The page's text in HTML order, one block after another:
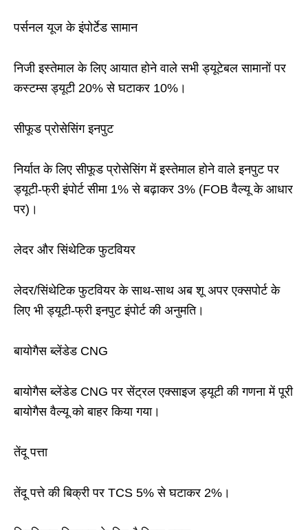
पर्सनल यूज के इंपोर्टेड सामान
निजी इस्तेमाल के लिए आयात होने वाले सभी ड्यूटेबल सामानों पर
कस्टम्स ड्यूटी 20% से घटाकर 10%।
सीफूड प्रोसेसिंग इनपुट
निर्यात के लिए सीफूड प्रोसेसिंग में इस्तेमाल होने वाले इनपुट पर
ड्यूटी-फ्री इंपोर्ट सीमा 1% से बढ़ाकर 3% (FOB वैल्यू के आधार
पर)।
लेदर और सिंथेटिक फुटवियर
लेदर/सिंथेटिक फुटवियर के साथ-साथ अब शू अपर एक्सपोर्ट के
लिए भी ड्यूटी-फ्री इनपुट इंपोर्ट की अनुमति।
बायोगैस ब्लेंडेड CNG
बायोगैस ब्लेंडेड CNG पर सेंट्रल एक्साइज ड्यूटी की गणना में पूरी
बायोगैस वैल्यू को बाहर किया गया।
तेंदू पत्ता
तेंदू पत्ते की बिक्री पर TCS 5% से घटाकर 2%।